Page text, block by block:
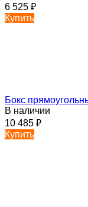
6 525 ₽
Купить
Бокс
В наличии
10 485 ₽
Купить